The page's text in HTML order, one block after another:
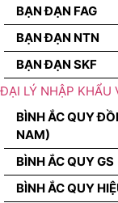
BẠN ĐẠN FAG
BẠN ĐẠN NTN
BẠN ĐẠN SKF
ĐẠI LÝ NHẬP KHẨU
BÌNH ẮC QUY
NAM)
BÌNH ẮC QUY GS
BÌNH ẮC QUY